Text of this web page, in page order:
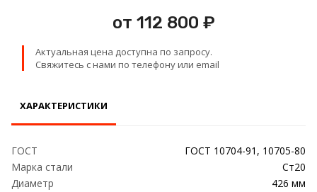
Детали трубопроводаот 112 800 ₽
Актуальная цена доступна по запросу.
Свяжитесь с нами по телефону или email
ХАРАКТЕРИСТИКИ
ГОСТ
ГОСТ 10704-91, 10705-80
Марка стали
Ст20
Диаметр
426 мм